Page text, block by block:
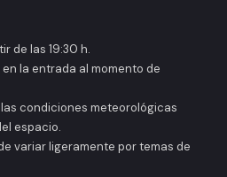
de las 19:30 h.​
la entrada al momento de
condiciones meteorológicas
espacio.​
variar ligeramente por temas de